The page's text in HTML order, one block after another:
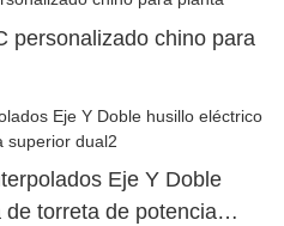
personalizado chino para
Eje Y Doble
torreta de potencia